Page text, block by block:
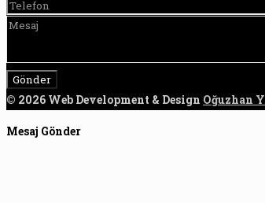
© 2026 Web Development & Design Oğuzhan
Mesaj Gönder